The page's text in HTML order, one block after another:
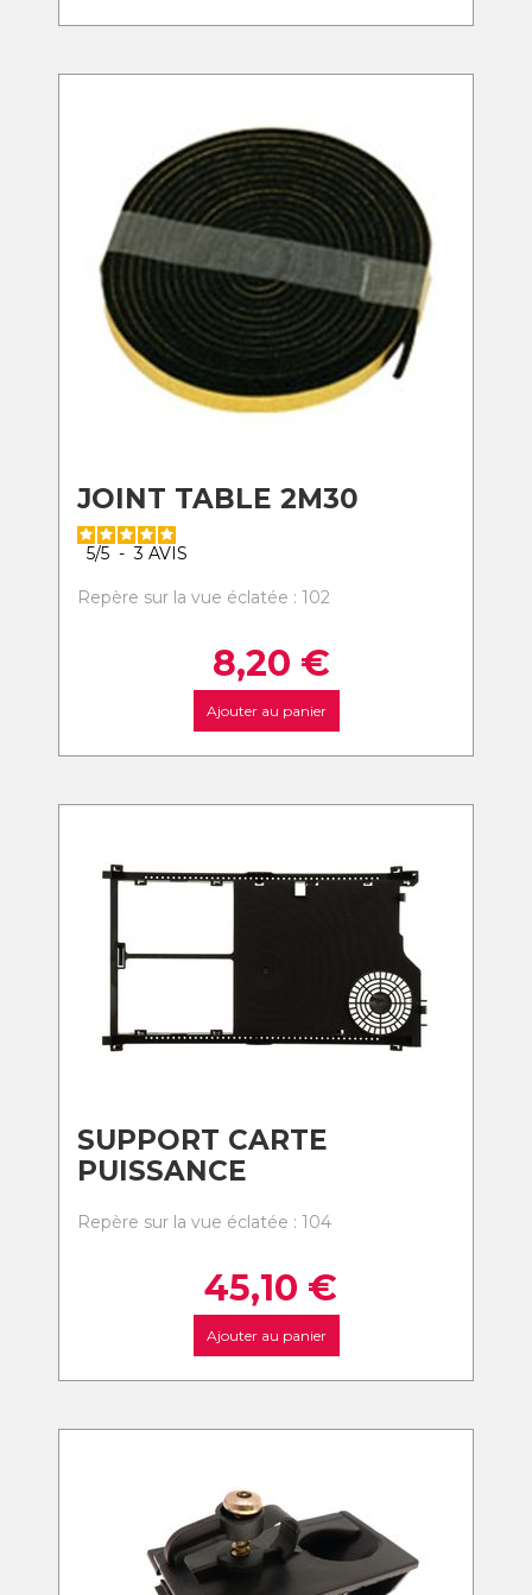
JOINT TABLE 2M30
5/5 - 3 AVIS
Repère sur la vue éclatée : 102
8,20 €
Ajouter au panier
SUPPORT CARTE
PUISSANCE
Repère sur la vue éclatée : 104
45,10 €
Ajouter au panier